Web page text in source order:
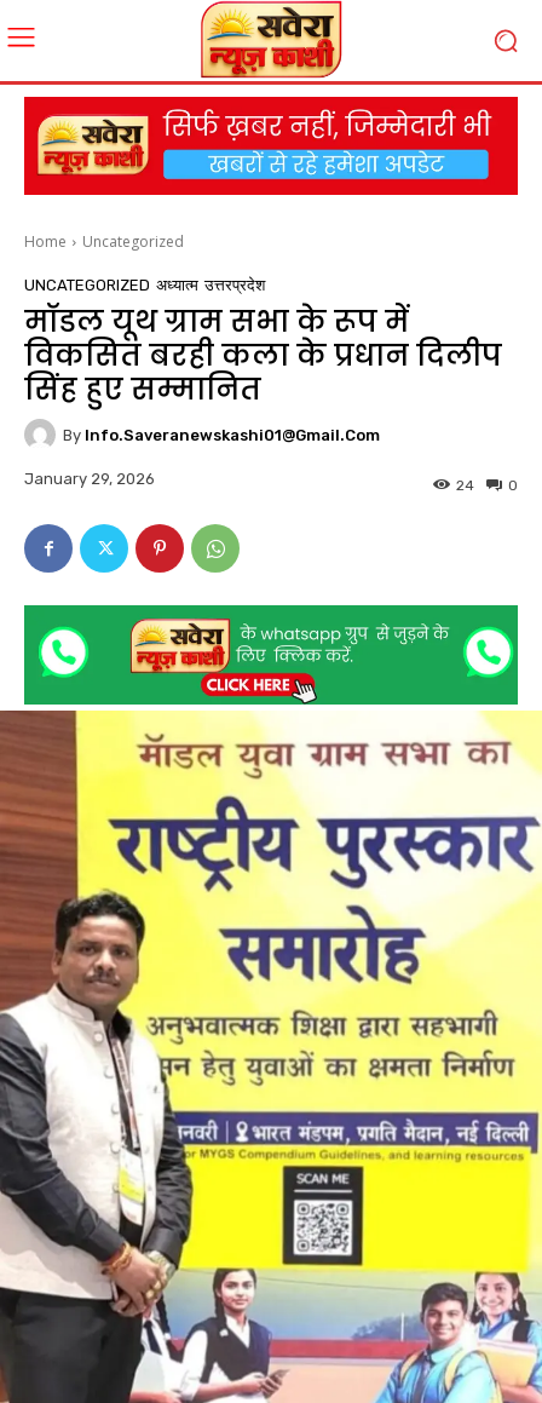
Home Uncategorized
UNCATEGORIZED अध्यात्म उत्तरप्रदेश
मॉडल यूथ ग्राम सभा के रूप में
विकसित बरही कला के प्रधान दिलीप
सिंह हुए सम्मानित
By Info.saveranewskashi01@gmail.com
January 29, 2026 0
24